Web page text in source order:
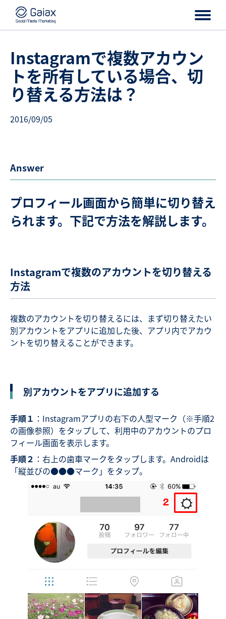
Instagramで複数アカウン
トを所有している場合、切
り替える方法は？
2016/09/05
Answer
プロフィール画面から簡単に切り替え
られます。下記で方法を解説します。
Instagramで複数のアカウントを切り替える
方法
複数のアカウントを切り替えるには、まず切り替えたい
別アカウントをアプリに追加した後、アプリ内でアカウ
ントを切り替えることができます。
別アカウントをアプリに追加する
手順１ ：Instagramアプリの右下の人型マーク（※手順2
の画像参照）をタップして、利用中のアカウントのプロ
フィール画面を表示します。
手順２ ：右上の歯車マークをタップします。Androidは
「縦並びの●●●マーク」をタップ。